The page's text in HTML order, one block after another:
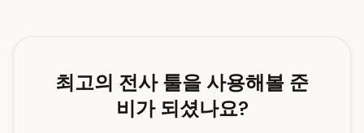
최고의 전사 툴을 사용해볼 준
비가 되셨나요?